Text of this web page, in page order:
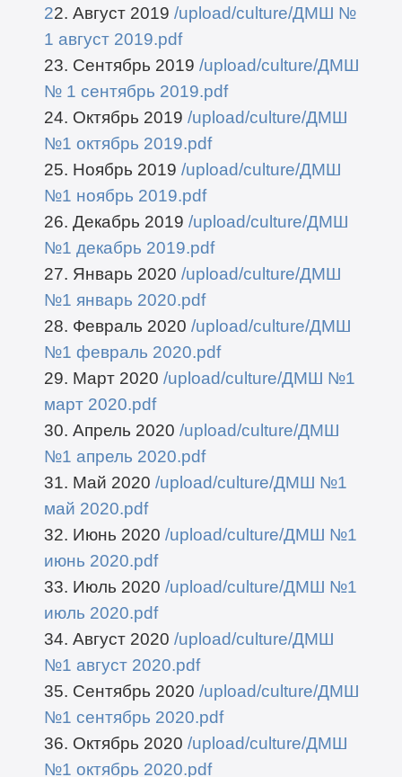
22. Август 2019 /upload/culture/ДМШ №
1 август 2019.pdf
23. Сентябрь 2019 /upload/culture/ДМШ
№ 1 сентябрь 2019.pdf
24. Октябрь 2019 /upload/culture/ДМШ
№1 октябрь 2019.pdf
25. Ноябрь 2019 /upload/culture/ДМШ
№1 ноябрь 2019.pdf
26. Декабрь 2019 /upload/culture/ДМШ
№1 декабрь 2019.pdf
27. Январь 2020 /upload/culture/ДМШ
№1 январь 2020.pdf
28. Февраль 2020 /upload/culture/ДМШ
№1 февраль 2020.pdf
29. Март 2020 /upload/culture/ДМШ №1
март 2020.pdf
30. Апрель 2020 /upload/culture/ДМШ
№1 апрель 2020.pdf
31. Май 2020 /upload/culture/ДМШ №1
май 2020.pdf
32. Июнь 2020 /upload/culture/ДМШ №1
июнь 2020.pdf
33. Июль 2020 /upload/culture/ДМШ №1
июль 2020.pdf
34. Август 2020 /upload/culture/ДМШ
№1 август 2020.pdf
35. Сентябрь 2020 /upload/culture/ДМШ
№1 сентябрь 2020.pdf
36. Октябрь 2020 /upload/culture/ДМШ
№1 октябрь 2020.pdf